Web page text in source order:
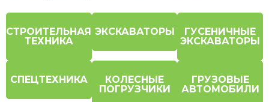
СТРОИТЕЛЬНАЯ
ТЕХНИКА
ЭКСКАВАТОРЫ
ГУСЕНИЧНЫЕ
ЭКСКАВАТОРЫ
СПЕЦТЕХНИКА
КОЛЕСНЫЕ
ПОГРУЗЧИКИ
ГРУЗОВЫЕ
АВТОМОБИЛИ